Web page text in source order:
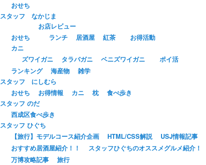
おせち
スタッフ なかじま
おせち
お店レビュー
ランチ
居酒屋 紅茶
お得活動
カニ
ズワイガニ
タラバガニ ベニズワイガニ
ポイ活
ランキング
海産物
雑学
スタッフ にしむら
おせち
お得情報 カニ 枕
食べ歩き
スタッフ のだ
西成区食べ歩き
スタッフ ひぐち
【旅行】モデルコース紹介企画
HTML/CSS解説
USJ情報記事
おすすめ居酒屋紹介！！
スタッフひぐちのオススメグルメ紹介！
万博攻略記事
旅行